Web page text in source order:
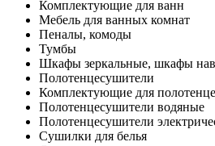
Комплектующие для ванн
Мебель для ванных комнат
Пеналы, комоды
Тумбы
Шкафы зеркальные, шкафы
Полотенцесушители
Комплектующие для
Полотенцесушители водяные
Полотенцесушители
Сушилки для белья